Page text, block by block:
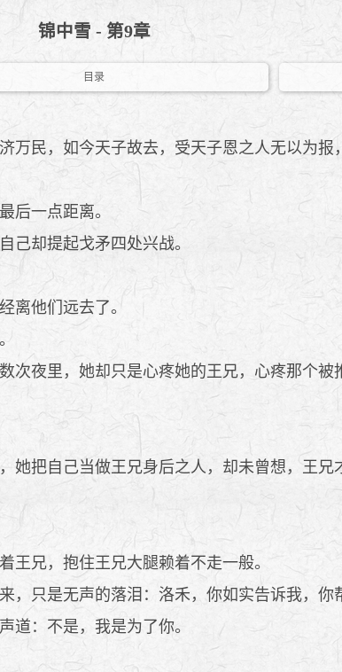
锦中雪 - 第9章
目录
民，如今天子故去，受天子恩之人无以为报
后一点距离。
却提起戈矛四处兴战。
离他们远去了。
夜里，她却只是心疼她的王兄，心疼那个
把自己当做王兄身后之人，却未曾想，王兄
兄，抱住王兄大腿赖着不走一般。
只是无声的落泪：洛禾，你如实告诉我，你
：不是，我是为了你。